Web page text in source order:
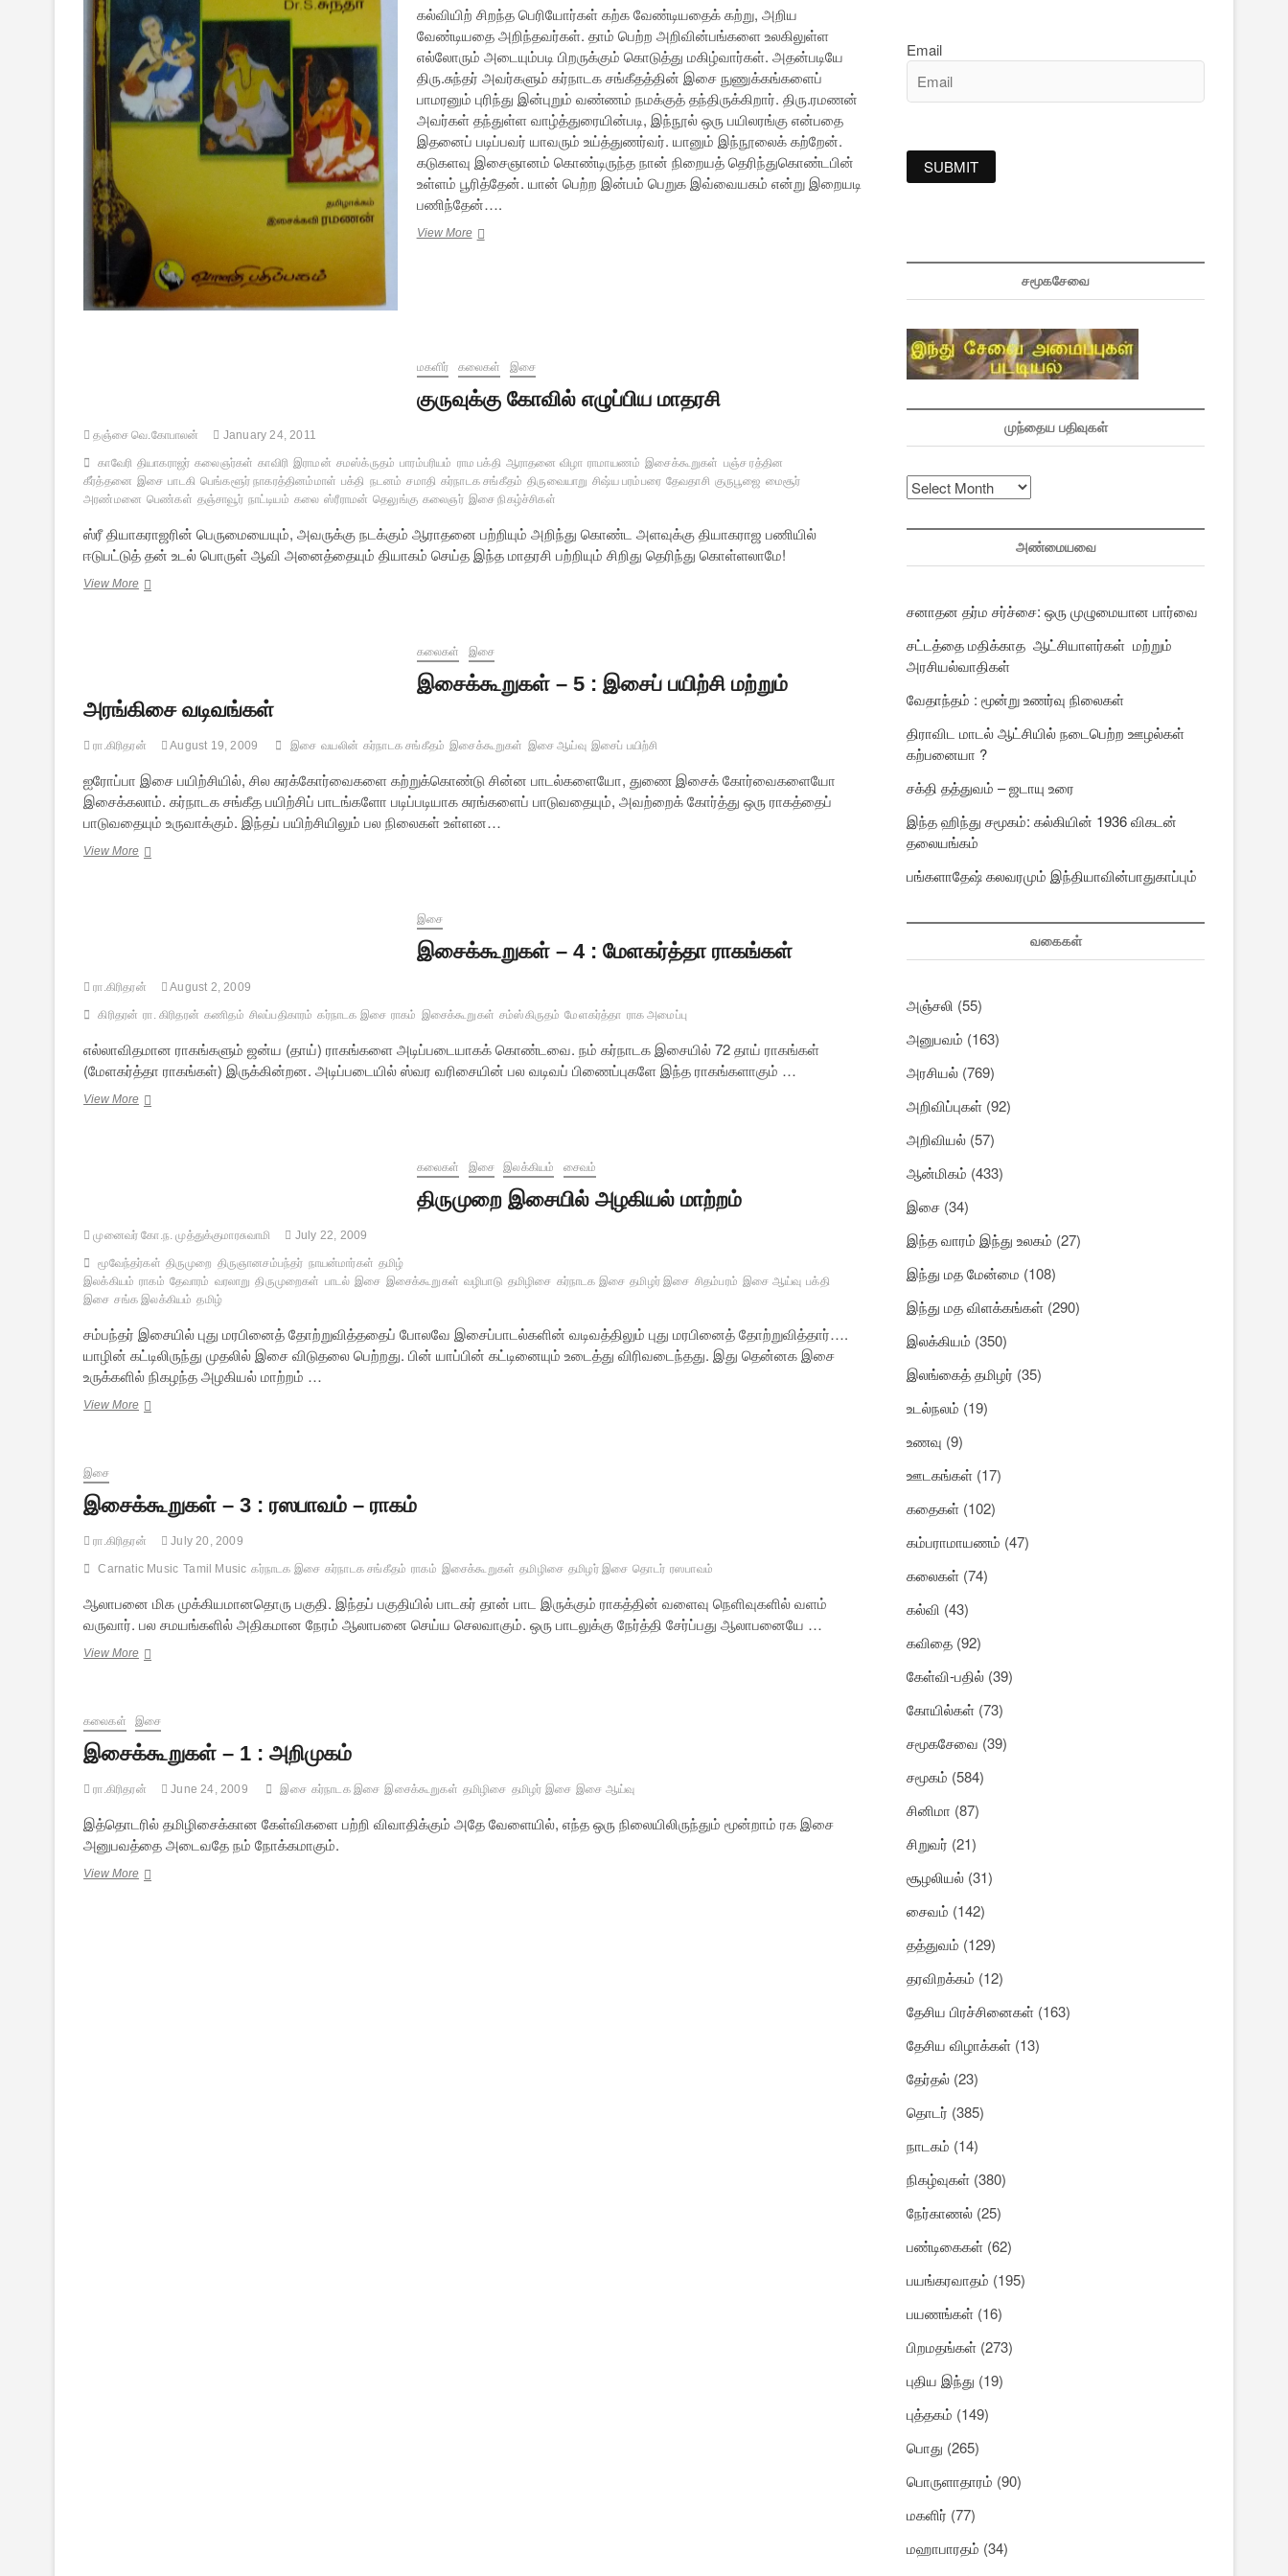
கல்வியிற் சிறந்த பெரியோர்கள் கற்க வேண்டியதைக் கற்று, அறிய
வேண்டியதை அறிந்தவர்கள். தாம் பெற்ற அறிவின்பங்களை உலகிலுள்ள
எல்லோரும் அடையும்படி பிறருக்கும் கொடுத்து மகிழ்வார்கள். அதன்படியே
திரு.சுந்தர் அவர்களும் கர்நாடக சங்கீதத்தின் இசை நுணுக்கங்களைப்
பாமரனும் புரிந்து இன்புறும் வண்ணம் நமக்குத் தந்திருக்கிறார். திரு.ரமணன்
அவர்கள் தந்துள்ள வாழ்த்துரையின்படி, இந்நூல் ஒரு பயிலரங்கு என்பதை
இதனைப் படிப்பவர் யாவரும் உய்த்துணர்வர். யானும் இந்நூலைக் கற்றேன்.
கடுகளவு இசைஞானம் கொண்டிருந்த நான் நிறையத் தெரிந்துகொண்டபின்
உள்ளம் பூரித்தேன். யான் பெற்ற இன்பம் பெறுக இவ்வையகம் என்று இறையடி
பணிந்தேன்….
View Moreஇசையை
மகளிர் கலைகள் இசை
குருவுக்கு கோவில் எழுப்பிய மாதரசி
தஞ்சை வெ.கோபாலன் January 24, 2011
காவேரி தியாகராஜர் கலைஞர்கள் காவிரி இராமன் சமஸ்க்ருதம் பாரம்பரியம் ராம பக்தி ஆராதனை விழா ராமாயணம் இசைக்கூறுகள் பஞ்ச ரத்தின
கீர்த்தனை இசை பாடகி பெங்களூர் நாகரத்தினம்மாள் பக்தி நடனம் சமாதி கர்நாடக சங்கீதம் திருவையாறு சிஷ்ய பரம்பரை தேவதாசி குருபூஜை மைசூர்
அரண்மனை பெண்கள் தஞ்சாவூர் நாட்டியம் கலை ஸ்ரீராமன் தெலுங்கு கலைஞர் இசை நிகழ்ச்சிகள்
ஸ்ரீ தியாகராஜரின் பெருமையையும், அவருக்கு நடக்கும் ஆராதனை பற்றியும் அறிந்து கொண்ட அளவுக்கு தியாகராஜ பணியில்
ஈடுபட்டுத் தன் உடல் பொருள் ஆவி அனைத்தையும் தியாகம் செய்த இந்த மாதரசி பற்றியும் சிறிது தெரிந்து கொள்ளலாமே!
View Moreகுருவுக்கு
கலைகள்
இசை
இசைக்கூறுகள் – 5 : இசைப் பயிற்சி மற்றும்
அரங்கிசை வடிவங்கள்
ரா.கிரிதரன் August 19, 2009 இசை வயலின் கர்நாடக சங்கீதம் இசைக்கூறுகள் இசை ஆய்வு இசைப் பயிற்சி
ஐரோப்பா இசை பயிற்சியில், சில சுரக்கோர்வைகளை கற்றுக்கொண்டு சின்ன பாடல்களையோ, துணை இசைக் கோர்வைகளையோ
இசைக்கலாம். கர்நாடக சங்கீத பயிற்சிப் பாடங்களோ படிப்படியாக சுரங்களைப் பாடுவதையும், அவற்றைக் கோர்த்து ஒரு ராகத்தைப்
பாடுவதையும் உருவாக்கும். இந்தப் பயிற்சியிலும் பல நிலைகள் உள்ளன…
View Moreஇசைக்கூறுகள்
வடிவங்கள்
இசை
இசைக்கூறுகள் – 4 : மேளகர்த்தா ராகங்கள்
ரா.கிரிதரன் August 2, 2009
கிரிதரன் ரா. கிரிதரன் கணிதம் சிலப்பதிகாரம் கர்நாடக இசை ராகம் இசைக்கூறுகள் சம்ஸ்கிருதம் மேளகர்த்தா ராக அமைப்பு
எல்லாவிதமான ராகங்களும் ஜன்ய (தாய்) ராகங்களை அடிப்படையாகக் கொண்டவை. நம் கர்நாடக இசையில் 72 தாய் ராகங்கள்
(மேளகர்த்தா ராகங்கள்) இருக்கின்றன. அடிப்படையில் ஸ்வர வரிசையின் பல வடிவப் பிணைப்புகளே இந்த ராகங்களாகும் …
View Moreஇசைக்கூறுகள்
கலைகள் இசை இலக்கியம் சைவம்
திருமுறை இசையில் அழகியல் மாற்றம்
முனைவர் கோ.ந. முத்துக்குமாரசுவாமி July 22, 2009
மூவேந்தர்கள் திருமுறை திருஞானசம்பந்தர் நாயன்மார்கள் தமிழ்
இலக்கியம் ராகம் தேவாரம் வரலாறு திருமுறைகள் பாடல் இசை இசைக்கூறுகள் வழிபாடு தமிழிசை கர்நாடக இசை தமிழர் இசை சிதம்பரம் இசை ஆய்வு பக்தி
இசை சங்க இலக்கியம் தமிழ்
சம்பந்தர் இசையில் புது மரபினைத் தோற்றுவித்ததைப் போலவே இசைப்பாடல்களின் வடிவத்திலும் புது மரபினைத் தோற்றுவித்தார்….
யாழின் கட்டிலிருந்து முதலில் இசை விடுதலை பெற்றது. பின் யாப்பின் கட்டினையும் உடைத்து விரிவடைந்தது. இது தென்னக இசை
உருக்களில் நிகழந்த அழகியல் மாற்றம் …
View Moreதிருமுறை
இசை
இசைக்கூறுகள் – 3 : ரஸபாவம் – ராகம்
ரா.கிரிதரன் July 20, 2009
Carnatic Music Tamil Music கர்நாடக இசை கர்நாடக சங்கீதம் ராகம் இசைக்கூறுகள் தமிழிசை தமிழர் இசை தொடர் ரஸபாவம்
ஆலாபனை மிக முக்கியமானதொரு பகுதி. இந்தப் பகுதியில் பாடகர் தான் பாட இருக்கும் ராகத்தின் வளைவு நெளிவுகளில் வளம்
வருவார். பல சமயங்களில் அதிகமான நேரம் ஆலாபனை செய்ய செலவாகும். ஒரு பாடலுக்கு நேர்த்தி சேர்ப்பது ஆலாபனையே …
View Moreஇசைக்கூறுகள்
ரஸபாவம்
ராகம்
கலைகள் இசை
இசைக்கூறுகள் – 1 : அறிமுகம்
ரா.கிரிதரன் June 24, 2009 இசை கர்நாடக இசை இசைக்கூறுகள் தமிழிசை தமிழர் இசை இசை ஆய்வு
இத்தொடரில் தமிழிசைக்கான கேள்விகளை பற்றி விவாதிக்கும் அதே வேளையில், எந்த ஒரு நிலையிலிருந்தும் மூன்றாம் ரக இசை
அனுபவத்தை அடைவதே நம் நோக்கமாகும்.
View Moreஇசைக்கூறுகள்
Email
சமூகசேவை
முந்தைய பதிவுகள்
முந்தைய
பதிவுகள்
அண்மையவை
சனாதன தர்ம சர்ச்சை: ஒரு முழுமையான பார்வை
சட்டத்தை மதிக்காத ஆட்சியாளர்கள் மற்றும்
அரசியல்வாதிகள்
வேதாந்தம் : மூன்று உணர்வு நிலைகள்
திராவிட மாடல் ஆட்சியில் நடைபெற்ற ஊழல்கள்
கற்பனையா ?
சக்தி தத்துவம் – ஜடாயு உரை
இந்த ஹிந்து சமூகம்: கல்கியின் 1936 விகடன்
தலையங்கம்
பங்களாதேஷ் கலவரமும் இந்தியாவின்பாதுகாப்பும்
வகைகள்
அஞ்சலி (55)
அனுபவம் (163)
அரசியல் (769)
அறிவிப்புகள் (92)
அறிவியல் (57)
ஆன்மிகம் (433)
இசை (34)
இந்த வாரம் இந்து உலகம் (27)
இந்து மத மேன்மை (108)
இந்து மத விளக்கங்கள் (290)
இலக்கியம் (350)
இலங்கைத் தமிழர் (35)
உடல்நலம் (19)
உணவு (9)
ஊடகங்கள் (17)
கதைகள் (102)
கம்பராமாயணம் (47)
கலைகள் (74)
கல்வி (43)
கவிதை (92)
கேள்வி-பதில் (39)
கோயில்கள் (73)
சமூகசேவை (39)
சமூகம் (584)
சினிமா (87)
சிறுவர் (21)
சூழலியல் (31)
சைவம் (142)
தத்துவம் (129)
தரவிறக்கம் (12)
தேசிய பிரச்சினைகள் (163)
தேசிய விழாக்கள் (13)
தேர்தல் (23)
தொடர் (385)
நாடகம் (14)
நிகழ்வுகள் (380)
நேர்காணல் (25)
பண்டிகைகள் (62)
பயங்கரவாதம் (195)
பயணங்கள் (16)
பிறமதங்கள் (273)
புதிய இந்து (19)
புத்தகம் (149)
பொது (265)
பொருளாதாரம் (90)
மகளிர் (77)
மஹாபாரதம் (34)